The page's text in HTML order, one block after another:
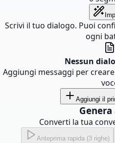
Scrivi il tuo dialogo. Puoi
ogni
Nessun
Aggiungi messaggi per
Aggiungi il
Converti la tua
Anteprima rapida (3 righe)